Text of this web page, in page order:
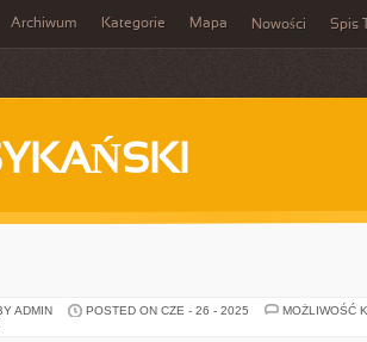
Archiwum Kategorie Mapa Nowości Spis
ADMIN POSTED ON CZE - 26 - 2025
MOŻLIWOŚĆ